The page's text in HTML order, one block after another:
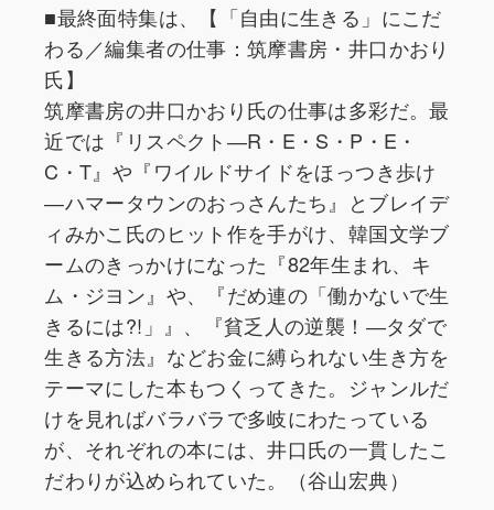
■最終面特集は、【「自由に生きる」にこだ
わる／編集者の仕事：筑摩書房・井口かおり
氏】
筑摩書房の井口かおり氏の仕事は多彩だ。最
近では『リスペクト―R・E・S・P・E・
C・T』や『ワイルドサイドをほっつき歩け
―ハマータウンのおっさんたち』とブレイデ
ィみかこ氏のヒット作を手がけ、韓国文学ブ
ームのきっかけになった『82年生まれ、キ
ム・ジヨン』や、『だめ連の「働かないで生
きるには?!」』、『貧乏人の逆襲！―タダで
生きる方法』などお金に縛られない生き方を
テーマにした本もつくってきた。ジャンルだ
けを見ればバラバラで多岐にわたっている
が、それぞれの本には、井口氏の一貫したこ
だわりが込められていた。（谷山宏典）